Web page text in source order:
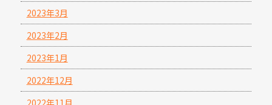
2023年3月
2023年2月
2023年1月
2022年12月